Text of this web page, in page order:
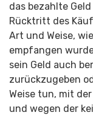
das bezahlte
Rücktritt des
Art und Weise,
empfangen
sein Geld auch
zurückzugeben
Weise tun, mit
und wegen der